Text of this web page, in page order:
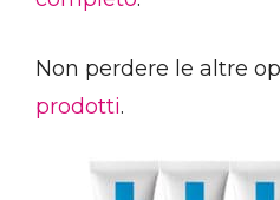
Non perdere le altre
prodotti.